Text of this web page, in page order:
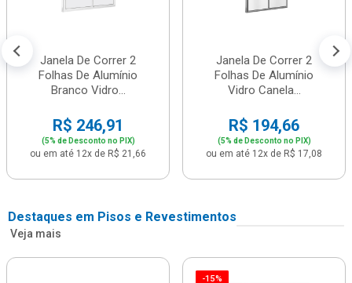
Janela De Correr 2
Folhas De Alumínio
Branco Vidro...
R$ 246,91
(5% de Desconto no PIX)
ou em até 12x de R$ 21,66
Janela De Correr 2
Folhas De Alumínio
Vidro Canela...
R$ 194,66
(5% de Desconto no PIX)
ou em até 12x de R$ 17,08
Destaques em Pisos e Revestimentos
Veja mais
-15%